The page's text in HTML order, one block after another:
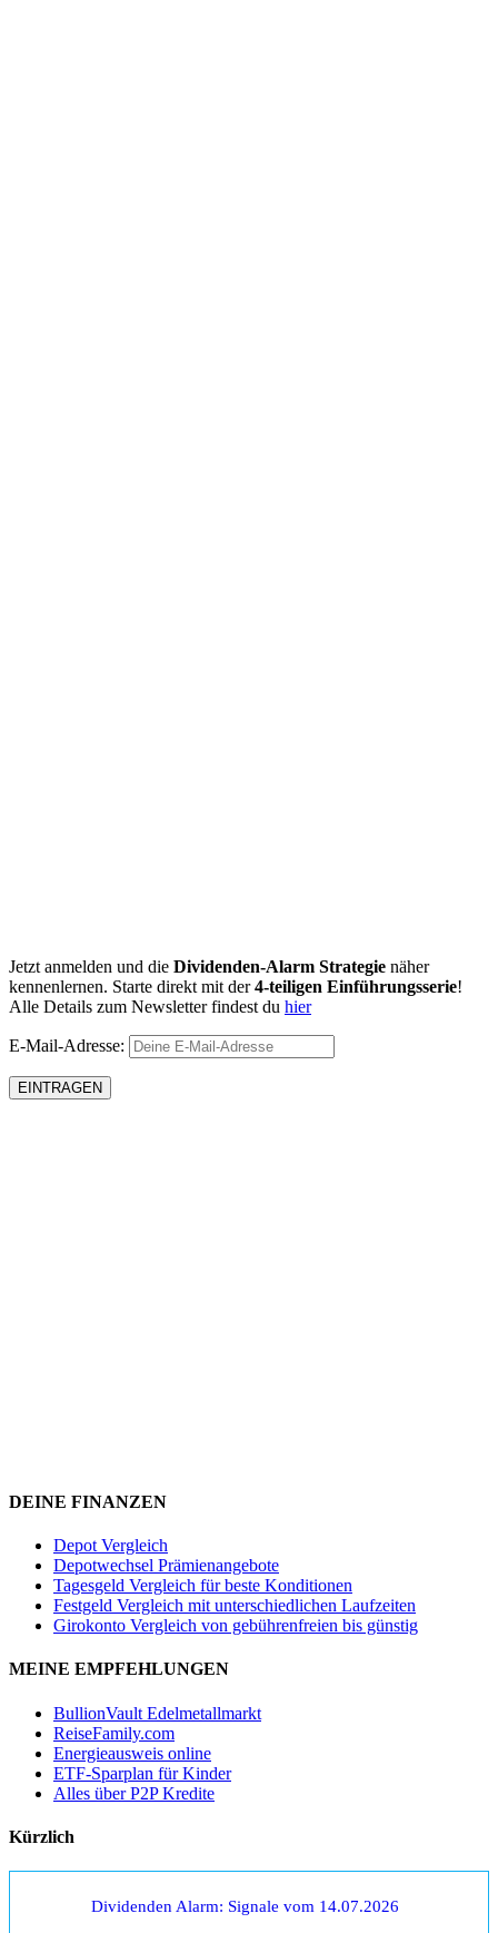
Jetzt anmelden und die Dividenden-Alarm Strategie näher
kennenlernen. Starte direkt mit der4-teiligen Einführungsserie!
Alle Details zum Newsletter findest du hier
E-Mail-Adresse:
DEINE FINANZEN
Depot Vergleich
Depotwechsel Prämienangebote
Tagesgeld Vergleich für beste Konditionen
Festgeld Vergleich mit unterschiedlichen Laufzeiten
Girokonto Vergleich von gebührenfreien bis günstig
MEINE EMPFEHLUNGEN
BullionVault Edelmetallmarkt
ReiseFamily.com
Energieausweis online
ETF-Sparplan für Kinder
Alles über P2P Kredite
Kürzlich
Dividenden Alarm: Signale vom 14.07.2026